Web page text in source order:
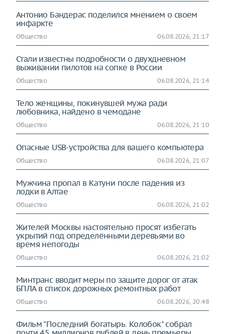
Антонио Бандерас поделился мнением о своем
инфаркте
Общество 06.08.2026, 21:17
Стали известны подробности о двухдневном
выживании пилотов на сопке в России
Общество 06.08.2026, 21:14
Тело женщины, покинувшей мужа ради
любовника, найдено в чемодане
Общество 06.08.2026, 21:10
Опасные USB-устройства для вашего компьютера
Общество 06.08.2026, 21:07
Мужчина пропал в Катуни после падения из
лодки в Алтае
Общество 06.08.2026, 21:02
Жителей Москвы настоятельно просят избегать
укрытий под определёнными деревьями во
время непогоды
Общество 06.08.2026, 21:02
Минтранс вводит меры по защите дорог от атак
БПЛА в список дорожных ремонтных работ
Общество 06.08.2026, 20:48
Фильм "Последний богатырь. Колобок" собрал